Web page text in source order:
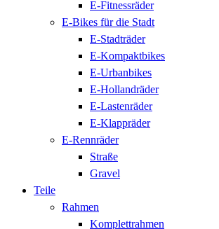
E-Fitnessräder
E-Bikes für die Stadt
E-Stadträder
E-Kompaktbikes
E-Urbanbikes
E-Hollandräder
E-Lastenräder
E-Klappräder
E-Rennräder
Straße
Gravel
Teile
Rahmen
Komplettrahmen